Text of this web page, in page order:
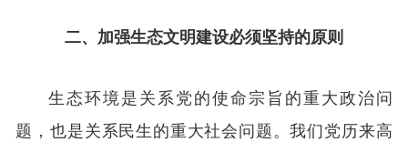
二、加强生态文明建设必须坚持的原则
生态环境是关系党的使命宗旨的重大政治问
题，也是关系民生的重大社会问题。我们党历来高